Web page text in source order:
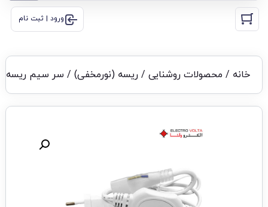
ورود | ثبت نام
خانه / محصولات روشنایی/ ریسه (نورمخفی)/ سر سیم ریسه فلکسی 330